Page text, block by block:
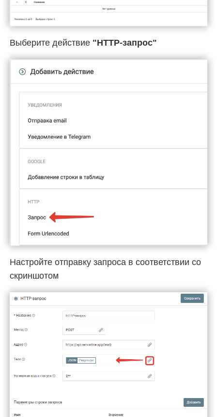
Выберите действие "HTTP-запрос"
Настройте отправку запроса в соответствии со
скриншотом